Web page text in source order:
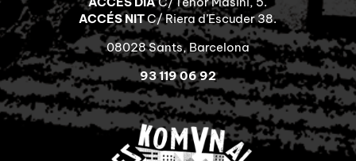
ACCÉS NITC/ Riera d’Escuder 38.
08028 Sants, Barcelona
93 119 06 92